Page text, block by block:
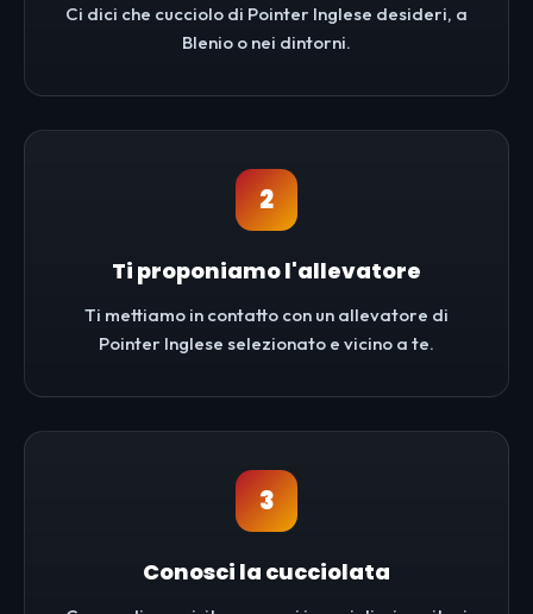
Ci dici che cucciolo di Pointer Inglese desideri, a
Blenio o nei dintorni.
2
Ti proponiamo l'allevatore
Ti mettiamo in contatto con un allevatore di
Pointer Inglese selezionato e vicino a te.
3
Conosci la cucciolata